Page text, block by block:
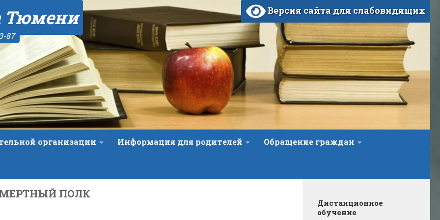
Тюмени
87
Версия сайта для слабовидящих
организации Информация для родителей Обращение граждан
ПОЛК
Дистанционное
обучение